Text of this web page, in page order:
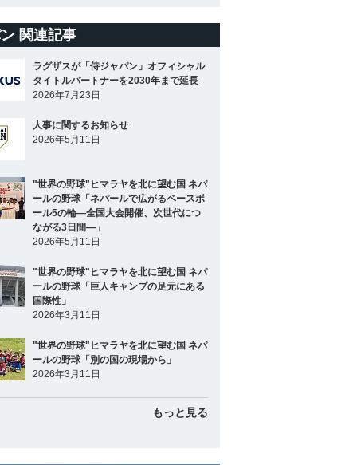
関連記事
ラグザスが「侍ジャパン」オフィシャル
タイトルパートナーを2030年まで延長
2026年7月23日
人事に関するお知らせ
2026年5月11日
"世界の野球"ヒマラヤを北に望む国 ネパ
ールの野球「ネパールで広がるベースボ
ール5の輪―全国大会開催、次世代につ
ながる3日間―」
2026年5月11日
"世界の野球"ヒマラヤを北に望む国 ネパ
ールの野球「巨人キャンプの足元にある
国際性」
2026年3月11日
"世界の野球"ヒマラヤを北に望む国 ネパ
ールの野球「別の国の現場から」
2026年3月11日
もっと見る